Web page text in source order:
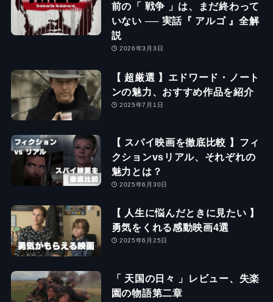
前の「 戦争 」は、まだ終わって
いない ── 実話『 アルゴ 』全解
説
2026年3月3日
【 超厳選 】エドワード・ノート
ンの魅力、おすすめ作品を紹介
2025年7月1日
【 スパイ映画を徹底比較 】フィ
クションvsリアル、それぞれの
魅力とは？
2025年6月30日
【 人生に悩んだときに見たい 】
勇気をくれる感動映画4選
2025年6月25日
「 天国の日々 」レビュー、失楽
園の物語第二章